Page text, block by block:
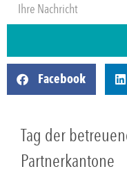
Facebook
Tag der
Partnerkantone